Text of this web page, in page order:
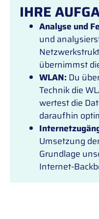
IHRE
Analyse und
und
übernimmst
WLAN:Du
Technik die
wertest die
daraufhin
Umsetzung
Grundlage
Internet-